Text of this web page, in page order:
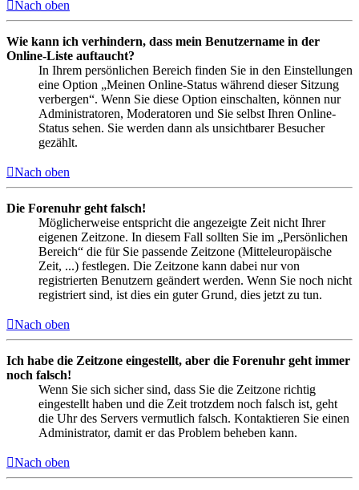
Nach oben
Wie kann ich verhindern, dass mein Benutzername in der
Online-Liste auftaucht?
In Ihrem persönlichen Bereich finden Sie in den Einstellungen
eine Option „Meinen Online-Status während dieser Sitzung
verbergen“. Wenn Sie diese Option einschalten, können nur
Administratoren, Moderatoren und Sie selbst Ihren Online-
Status sehen. Sie werden dann als unsichtbarer Besucher
gezählt.
Nach oben
Die Forenuhr geht falsch!
Möglicherweise entspricht die angezeigte Zeit nicht Ihrer
eigenen Zeitzone. In diesem Fall sollten Sie im „Persönlichen
Bereich“ die für Sie passende Zeitzone (Mitteleuropäische
Zeit, ...) festlegen. Die Zeitzone kann dabei nur von
registrierten Benutzern geändert werden. Wenn Sie noch nicht
registriert sind, ist dies ein guter Grund, dies jetzt zu tun.
Nach oben
Ich habe die Zeitzone eingestellt, aber die Forenuhr geht immer
noch falsch!
Wenn Sie sich sicher sind, dass Sie die Zeitzone richtig
eingestellt haben und die Zeit trotzdem noch falsch ist, geht
die Uhr des Servers vermutlich falsch. Kontaktieren Sie einen
Administrator, damit er das Problem beheben kann.
Nach oben